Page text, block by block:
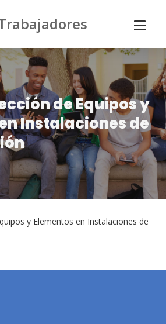
de Equipos y
Instalaciones de
y Elementos en Instalaciones de